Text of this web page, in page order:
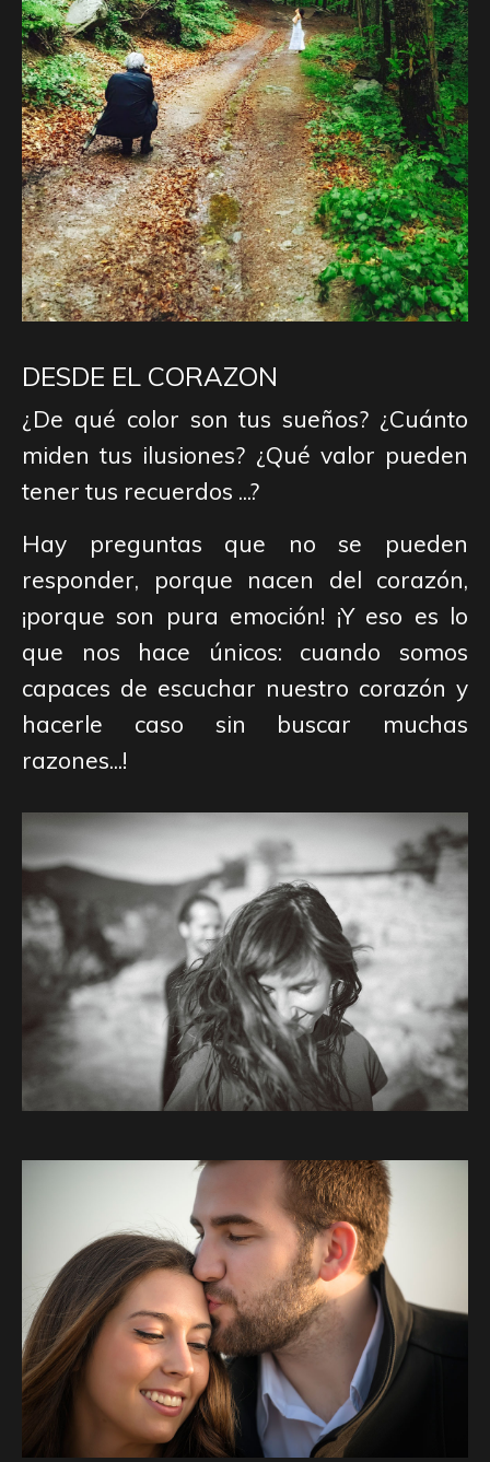
DESDE EL CORAZON
¿De qué color son tus sueños? ¿Cuánto
miden tus ilusiones? ¿Qué valor pueden
tener tus recuerdos ...?
Hay preguntas que no se pueden
responder, porque nacen del corazón,
¡porque son pura emoción! ¡Y eso es lo
que nos hace únicos: cuando somos
capaces de escuchar nuestro corazón y
hacerle caso sin buscar muchas
razones...!